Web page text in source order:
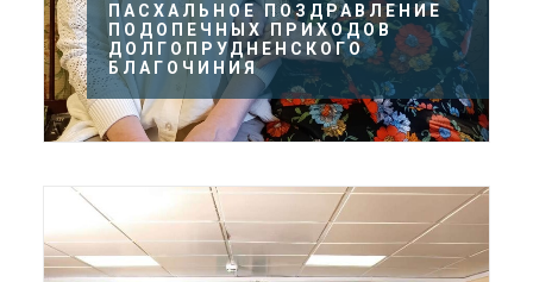
ПАСХАЛЬНОЕ ПОЗДРАВЛЕНИЕ
ПОДОПЕЧНЫХ ПРИХОДОВ
ДОЛГОПРУДНЕНСКОГО
БЛАГОЧИНИЯ